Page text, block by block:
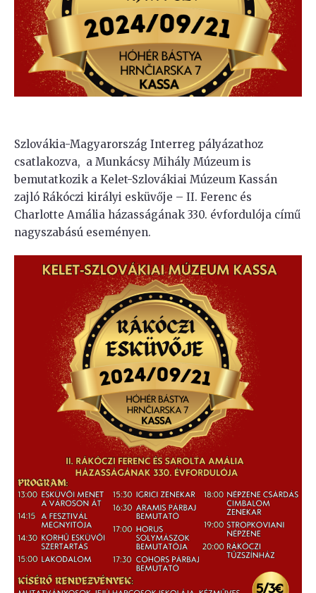
Szlovákia-Magyarország Interreg pályázathoz
csatlakozva, a Munkácsy Mihály Múzeum is
bemutatkozik a Kelet-Szlovákiai Múzeum Kassán
zajló Rákóczi királyi esküvője – II. Ferenc és
Charlotte Amália házasságának 330. évfordulója című
nagyszabású eseményen.